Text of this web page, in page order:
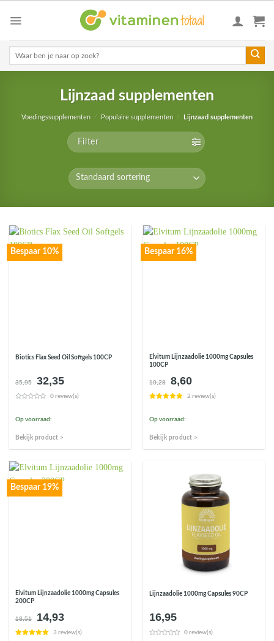
Lijnzaad supplementen
Voedingssupplementen / Populaire supplementen / Lijnzaad supplementen
Filter
Bespaar 10%
Biotics Flax Seed Oil Softgels 100CP
35,95
Oorspronkelijke
prijs
was:
32,35Huidige
prijs
is:
0 review(s)
Op voorraad:
Bekijk product >
Bespaar 16%
Elvitum Lijnzaadolie 1000mg Capsules
100CP
10,28
Oorspronkelijke
prijs
was:
8,60Huidige
prijs
is:
2 review(s)
Op voorraad:
Bekijk product >
Bespaar 19%
Elvitum Lijnzaadolie 1000mg Capsules
200CP
18,51
Oorspronkelijke
prijs
was:
14,93Huidige
prijs
is:
3 review(s)
Lijnzaadolie 1000mg Capsules 90CP
16,95
0 review(s)